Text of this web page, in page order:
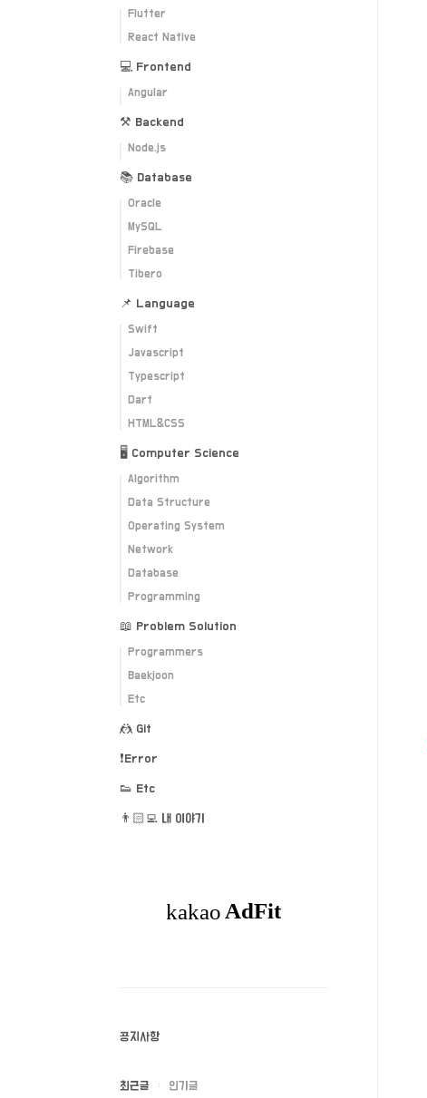
Flutter
React Native
💻 Frontend
Angular
⚒ Backend
Node.js
📚 Database
Oracle
MySQL
Firebase
Tibero
📌 Language
Swift
Javascript
Typescript
Dart
HTML&CSS
🖥 Computer Science
Algorithm
Data Structure
Operating System
Network
Database
Programming
📖 Problem Solution
Programmers
Baekjoon
Etc
🤼 Git
❗️Error
👟 Etc
👨🏻‍💻 내 이야기
공지사항
최근글 인기글